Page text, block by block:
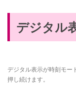
デジタル
デジタル表示が時刻モー
押し続けます。